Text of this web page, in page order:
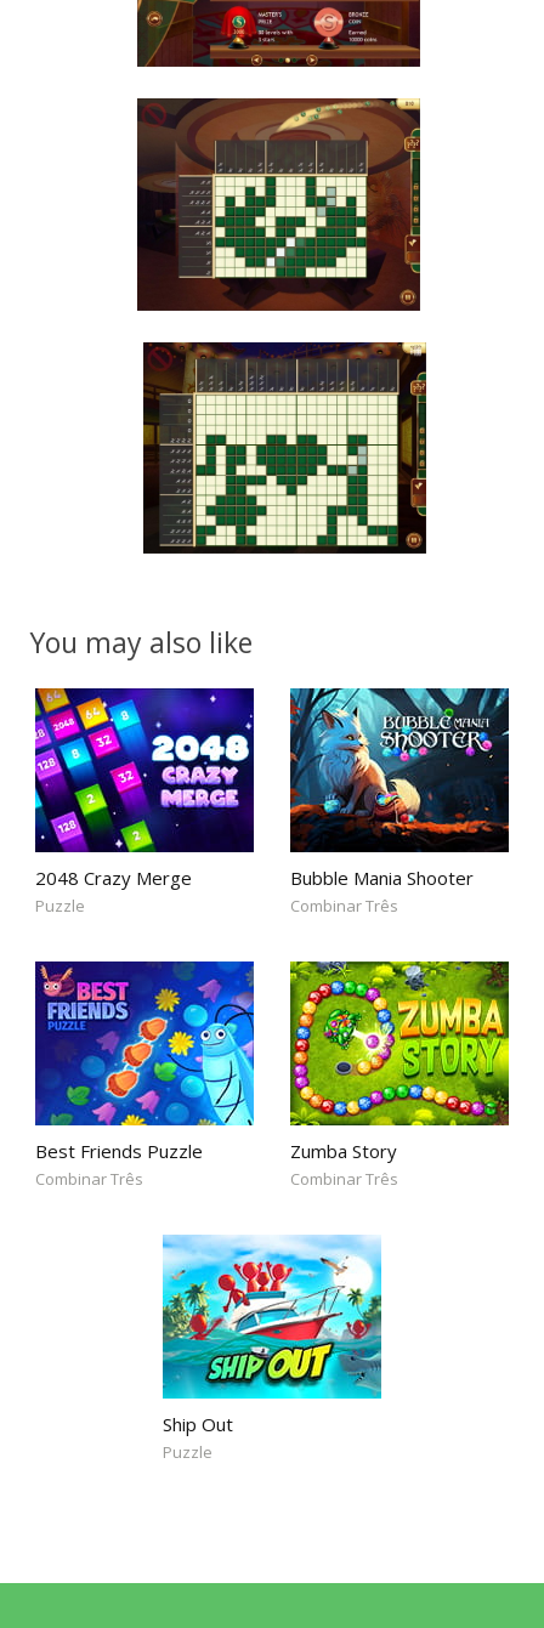
You may also like
2048 Crazy Merge
Puzzle
Bubble Mania Shooter
Combinar Três
Best Friends Puzzle
Combinar Três
Zumba Story
Combinar Três
Ship Out
Puzzle